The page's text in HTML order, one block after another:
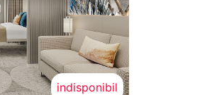
indisponibil